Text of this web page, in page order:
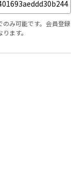
み可能です。会員登録
ます。